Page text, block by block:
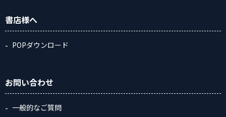
書店様へ
POPダウンロード
お問い合わせ
一般的なご質問